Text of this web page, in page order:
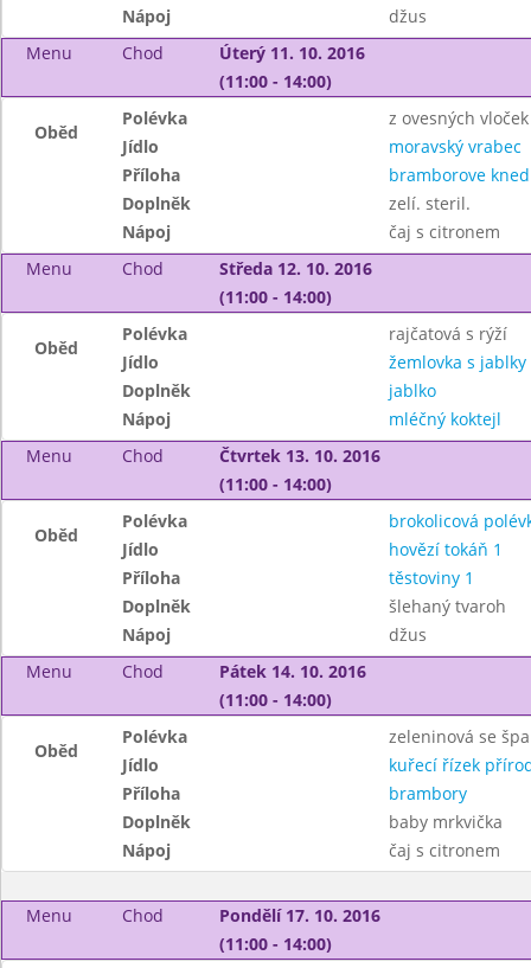
Nápoj
džus
Menu
Chod
Úterý 11. 10. 2016
(11:00 - 14:00)
Oběd
Polévka
z ovesných vloček
Jídlo
moravský vrabec
Příloha
bramborove
Doplněk
zelí. steril.
Nápoj
čaj s citronem
Menu
Chod
Středa 12. 10. 2016
(11:00 - 14:00)
Oběd
Polévka
rajčatová s rýží
Jídlo
žemlovka s jablky
Doplněk
jablko
Nápoj
mléčný koktejl
Menu
Chod
Čtvrtek 13. 10. 2016
(11:00 - 14:00)
Oběd
Polévka
brokolicová
Jídlo
hovězí tokáň 1
Příloha
těstoviny 1
Doplněk
šlehaný tvaroh
Nápoj
džus
Menu
Chod
Pátek 14. 10. 2016
(11:00 - 14:00)
Oběd
Polévka
zeleninová se
Jídlo
kuřecí řízek
Příloha
brambory
Doplněk
baby mrkvička
Nápoj
čaj s citronem
Menu Chod
Pondělí 17. 10. 2016
(11:00 - 14:00)